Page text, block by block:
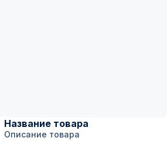
Название товара
Описание товара